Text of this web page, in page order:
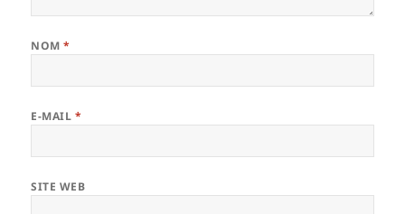
NOM*
E-MAIL *
SITE WEB